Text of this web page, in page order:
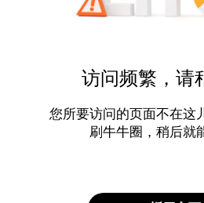
访问频繁，请
您所要访问的页面不在这
刷牛牛圈，稍后就